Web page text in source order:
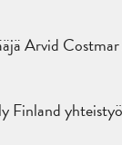
Arvid
Finland